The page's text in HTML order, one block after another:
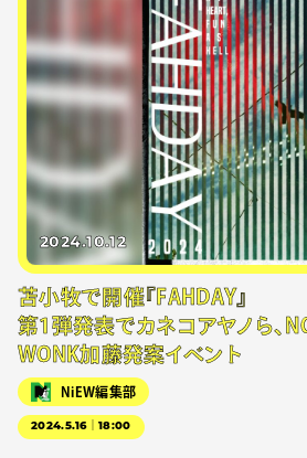
2024.10.12
苫小牧で開催『FAHDAY』
第1弾発表でカネコアヤノら、
WONK加藤発案イベント
NiEW編集部
2024.5.16｜18:00